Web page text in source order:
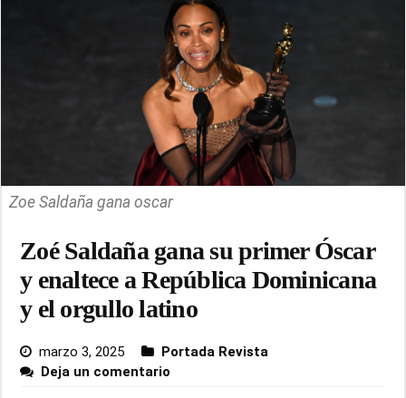
Zoe Saldaña gana oscar
Zoé Saldaña gana su primer Óscar
y enaltece a República Dominicana
y el orgullo latino
marzo 3, 2025
Portada Revista
Deja un comentario